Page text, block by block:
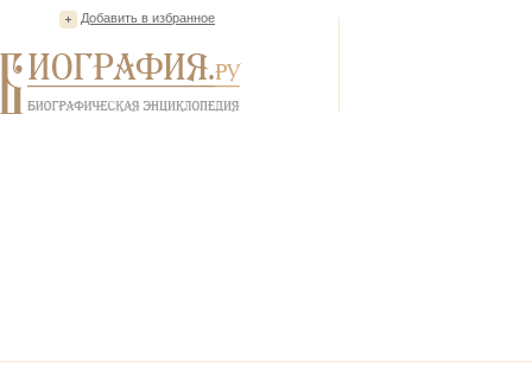
Добавить в избранное